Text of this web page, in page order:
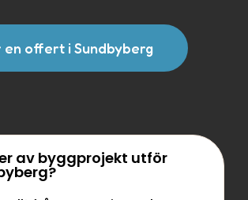
en offert i Sundbyberg
av byggprojekt utför